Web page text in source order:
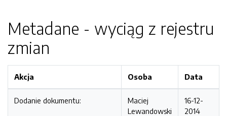
Metadane - wyciąg z rejestru
zmian
Akcja Osoba Data
Dodanie dokumentu:
Maciej
Lewandowski
16-12-
2014